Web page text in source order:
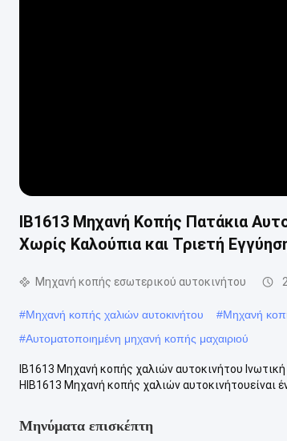
IB1613 Μηχανή Κοπής Πατάκια
Χωρίς Καλούπια και Τριετή
Μηχανή κοπής εσωτερικού αυτοκινήτου
#Μηχανή κοπής χαλιών αυτοκινήτου #Μηχανή
#Αυτοματοποιημένη μηχανή κοπής μαχαιριού
ΙΒ1613 Μηχανή κοπής χαλιών αυτοκινήτου
ΗΙΒ1613 Μηχανή κοπής χαλιών αυτοκινήτουείναι
Μηνύματα επισκέπτη